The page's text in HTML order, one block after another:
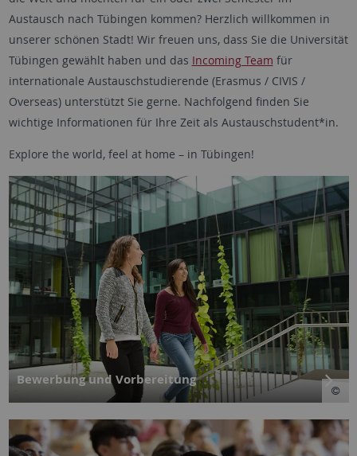
Austausch nach Tübingen kommen? Herzlich willkommen in
unserer schönen Stadt! Wir freuen uns, dass Sie die Universität
Tübingen gewählt haben und das Incoming Team für
internationale Austauschstudierende (Erasmus / CIVIS /
Overseas) unterstützt Sie gerne. Nachfolgend finden Sie
wichtige Informationen für Ihre Zeit als Austauschstudent*in.
Explore the world, feel at home – in Tübingen!
Bewerbung und Vorbereitung